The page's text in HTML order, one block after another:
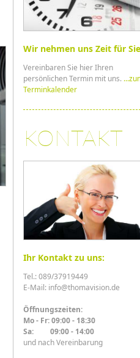
Wir nehmen uns Zeit für
Vereinbaren Sie hier Ihren
persönlichen Termin mit uns.
Terminkalender
KONTAKT
Ihr Kontakt zu uns:
Tel.: 089/37919449
E-Mail: info@thomavision.de
Öffnungszeiten:
Mo - Fr: 09:00 - 18:30
Sa: 09:00 - 14:00
und nach Vereinbarung